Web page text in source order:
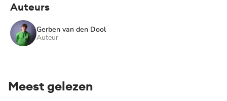
Auteurs
Gerben van den Dool
Auteur
Meest gelezen